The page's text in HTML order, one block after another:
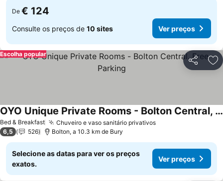
De € 124
Consulte os preços de 10 sites Ver preços
Partilhar
Escolha popular
Bed & Breakfast Chuveiro e vaso sanitário privativos
OYO Unique Private Rooms - Bolton Central, Free Parking
6,5 526 Bolton, a 10.3 km de Bury
Selecione as datas para ver os preços
exatos.
Ver preços